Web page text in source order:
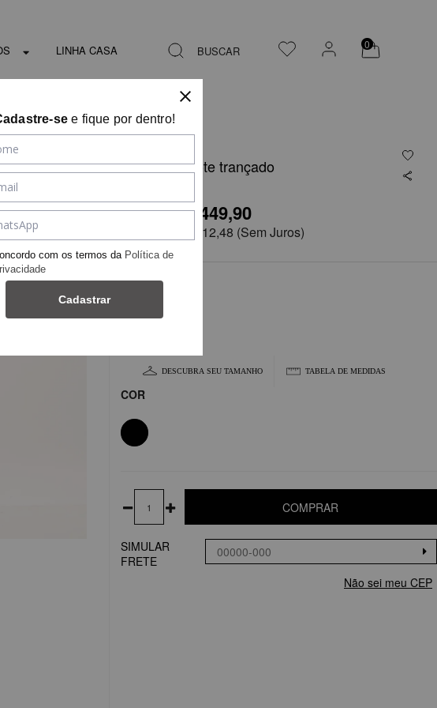
LINHA CASA BUSCAR 0
Camisa decote trançado
R$899,75 R$ 449,90
R$ 112,48 (Sem Juros)
DESCUBRA SEU TAMANHO TABELA DE MEDIDAS
COR
COMPRAR
SIMULAR
FRETE
Não sei meu CEP
se e fique por dentro!
com os termos da Política de
Cadastrar